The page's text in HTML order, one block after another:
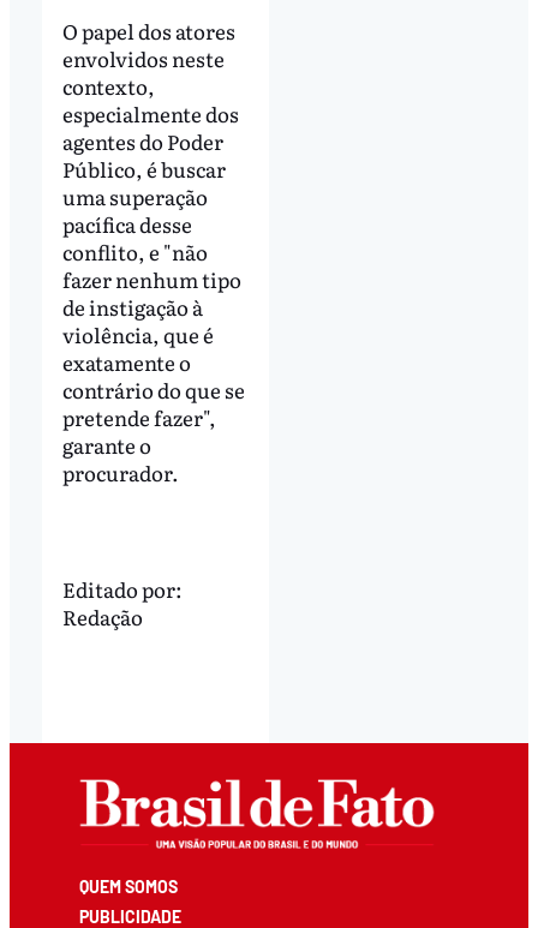
O papel dos atores
envolvidos neste
contexto,
especialmente dos
agentes do Poder
Público, é buscar
uma superação
pacífica desse
conflito, e "não
fazer nenhum tipo
de instigação à
violência, que é
exatamente o
contrário do que se
pretende fazer",
garante o
procurador.
Editado por:
Redação
QUEM SOMOS
PUBLICIDADE